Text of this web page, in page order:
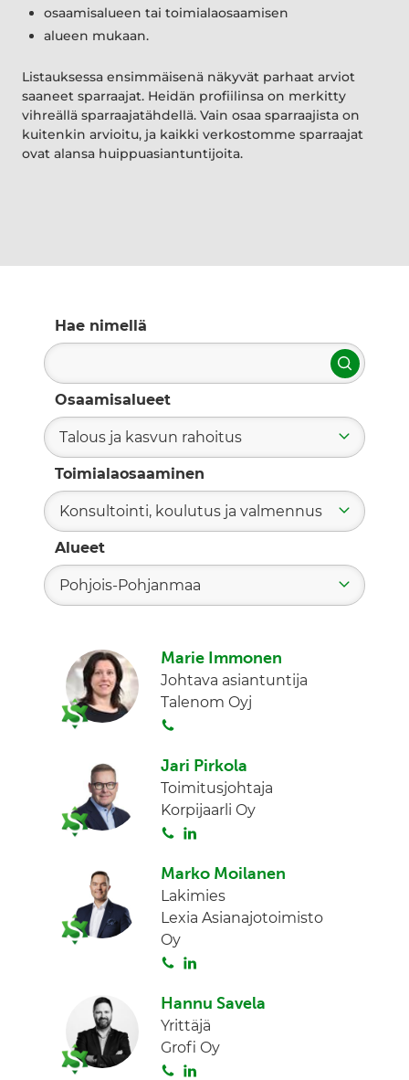
osaamisalueen tai toimialaosaamisen
alueen mukaan.
Listauksessa ensimmäisenä näkyvät parhaat arviot
saaneet sparraajat. Heidän profiilinsa on merkitty
vihreällä sparraajatähdellä. Vain osaa sparraajista on
kuitenkin arvioitu, ja kaikki verkostomme sparraajat
ovat alansa huippuasiantuntijoita.
Hae nimellä
Hae
Osaamisalueet
Talous ja kasvun rahoitus
Toimialaosaaminen
Konsultointi, koulutus ja valmennus
Alueet
Pohjois-Pohjanmaa
Marie Immonen
Johtava asiantuntija
Talenom Oyj
i
t
a
Jari Pirkola
Toimitusjohtaja
Korpijaarli Oy
S
i
t
a
n
k
e
Marko Moilanen
Lakimies
Lexia Asianajotoimisto
Oy
S
i
t
a
n
k
e
Hannu Savela
Yrittäjä
Grofi Oy
S